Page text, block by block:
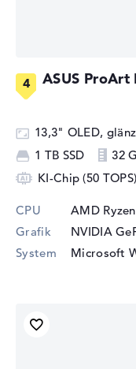
ASUS
13,3" OLED,
1 TB SSD
32
KI-Chip (50 TOPS)
CPU AMD
Grafik
NVIDIA
System
Microsoft